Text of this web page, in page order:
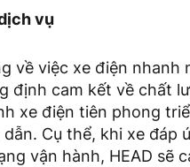
vụ
về việc xe điện nhanh
định cam kết về chất
xe điện tiên phong
Cụ thể, khi xe đáp
vận hành, HEAD sẽ